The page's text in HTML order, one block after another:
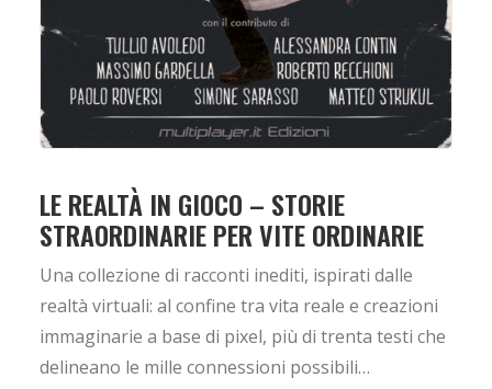
LE REALTÀ IN GIOCO – STORIE
STRAORDINARIE PER VITE ORDINARIE
Una collezione di racconti inediti, ispirati dalle
realtà virtuali: al confine tra vita reale e creazioni
immaginarie a base di pixel, più di trenta testi che
delineano le mille connessioni possibili…